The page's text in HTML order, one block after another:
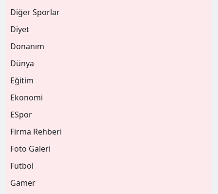
Diğer Sporlar
Diyet
Donanım
Dünya
Eğitim
Ekonomi
ESpor
Firma Rehberi
Foto Galeri
Futbol
Gamer